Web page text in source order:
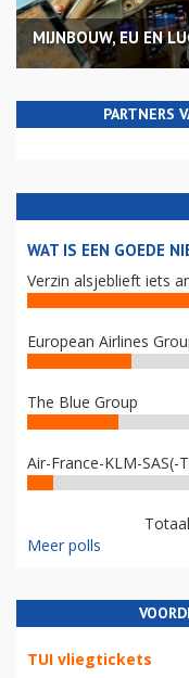
MIJNBOUW, EU EN
PARTNERS
WAT IS EEN GOEDE
Verzin alsjeblieft iets
European Airlines
The Blue Group
Air-France-KLM-SAS(-
Meer polls
TUI vliegtickets